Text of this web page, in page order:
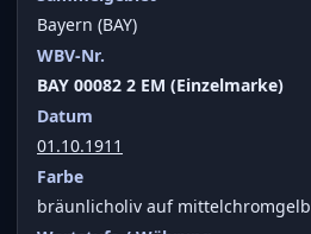
Bayern (BAY)
WBV-Nr.
BAY 00082 2 EM (Einzelmarke)
Datum
01.10.1911
Farbe
bräunlicholiv auf mittelchromgelb